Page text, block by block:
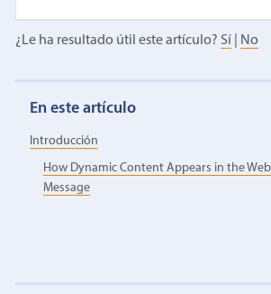
¿Le ha resultado útil este artículo? Sí No
En este artículo
Introducción
How Dynamic Content Appears in the
Message